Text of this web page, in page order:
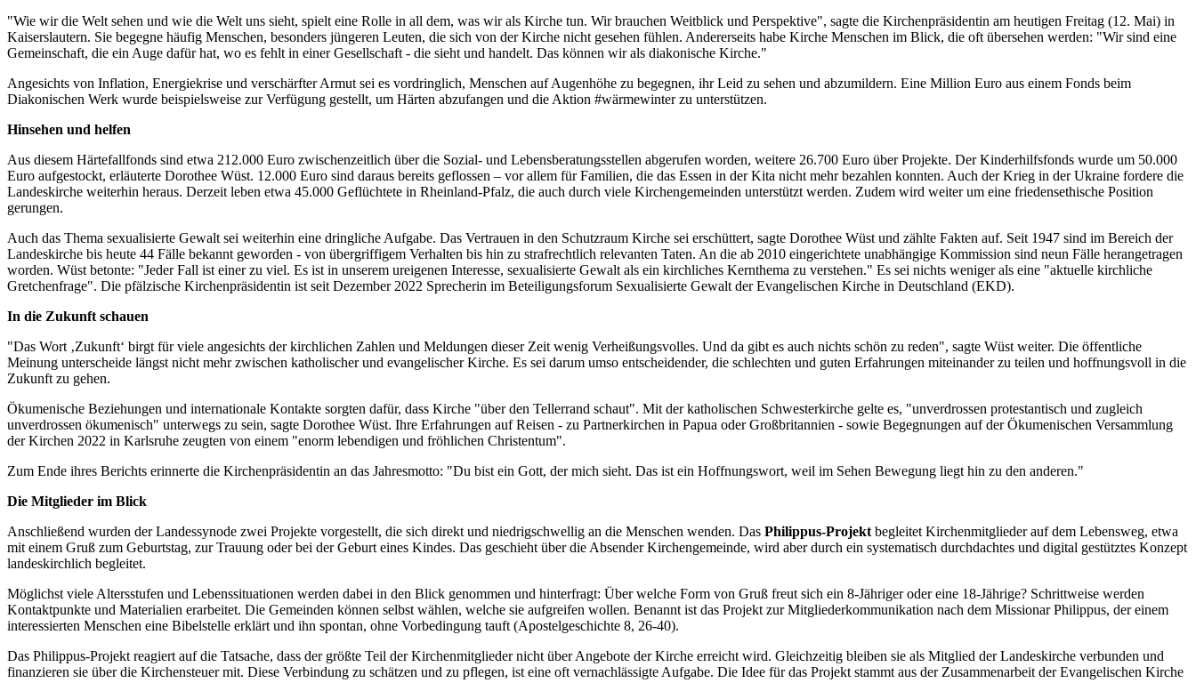
"Wie wir die Welt sehen und wie die Welt uns sieht, spielt eine Rolle in all dem, was wir als Kirche tun. Wir brauchen Weitblick und Perspektive", sagte die Kirchenpräsidentin am heutigen Freitag (12. Mai) in
Kaiserslautern. Sie begegne häufig Menschen, besonders jüngeren Leuten, die sich von der Kirche nicht gesehen fühlen. Andererseits habe Kirche Menschen im Blick, die oft übersehen werden: "Wir sind eine
Gemeinschaft, die ein Auge dafür hat, wo es fehlt in einer Gesellschaft - die sieht und handelt. Das können wir als diakonische Kirche."
Angesichts von Inflation, Energiekrise und verschärfter Armut sei es vordringlich, Menschen auf Augenhöhe zu begegnen, ihr Leid zu sehen und abzumildern. Eine Million Euro aus einem Fonds beim
Diakonischen Werk wurde beispielsweise zur Verfügung gestellt, um Härten abzufangen und die Aktion #wärmewinter zu unterstützen.
Hinsehen und helfen
Aus diesem Härtefallfonds sind etwa 212.000 Euro zwischenzeitlich über die Sozial- und Lebensberatungsstellen abgerufen worden, weitere 26.700 Euro über Projekte. Der Kinderhilfsfonds wurde um 50.000
Euro aufgestockt, erläuterte Dorothee Wüst. 12.000 Euro sind daraus bereits geflossen – vor allem für Familien, die das Essen in der Kita nicht mehr bezahlen konnten. Auch der Krieg in der Ukraine fordere die
Landeskirche weiterhin heraus. Derzeit leben etwa 45.000 Geflüchtete in Rheinland-Pfalz, die auch durch viele Kirchengemeinden unterstützt werden. Zudem wird weiter um eine friedensethische Position
gerungen.
Auch das Thema sexualisierte Gewalt sei weiterhin eine dringliche Aufgabe. Das Vertrauen in den Schutzraum Kirche sei erschüttert, sagte Dorothee Wüst und zählte Fakten auf. Seit 1947 sind im Bereich der
Landeskirche bis heute 44 Fälle bekannt geworden - von übergriffigem Verhalten bis hin zu strafrechtlich relevanten Taten. An die ab 2010 eingerichtete unabhängige Kommission sind neun Fälle herangetragen
worden. Wüst betonte: "Jeder Fall ist einer zu viel. Es ist in unserem ureigenen Interesse, sexualisierte Gewalt als ein kirchliches Kernthema zu verstehen." Es sei nichts weniger als eine "aktuelle kirchliche
Gretchenfrage". Die pfälzische Kirchenpräsidentin ist seit Dezember 2022 Sprecherin im Beteiligungsforum Sexualisierte Gewalt der Evangelischen Kirche in Deutschland (EKD).
In die Zukunft schauen
"Das Wort ‚Zukunft‘ birgt für viele angesichts der kirchlichen Zahlen und Meldungen dieser Zeit wenig Verheißungsvolles. Und da gibt es auch nichts schön zu reden", sagte Wüst weiter. Die öffentliche
Meinung unterscheide längst nicht mehr zwischen katholischer und evangelischer Kirche. Es sei darum umso entscheidender, die schlechten und guten Erfahrungen miteinander zu teilen und hoffnungsvoll in die
Zukunft zu gehen.
Ökumenische Beziehungen und internationale Kontakte sorgten dafür, dass Kirche "über den Tellerrand schaut". Mit der katholischen Schwesterkirche gelte es, "unverdrossen protestantisch und zugleich
unverdrossen ökumenisch" unterwegs zu sein, sagte Dorothee Wüst. Ihre Erfahrungen auf Reisen - zu Partnerkirchen in Papua oder Großbritannien - sowie Begegnungen auf der Ökumenischen Versammlung
der Kirchen 2022 in Karlsruhe zeugten von einem "enorm lebendigen und fröhlichen Christentum".
Zum Ende ihres Berichts erinnerte die Kirchenpräsidentin an das Jahresmotto: "Du bist ein Gott, der mich sieht. Das ist ein Hoffnungswort, weil im Sehen Bewegung liegt hin zu den anderen."
Die Mitglieder im Blick
Anschließend wurden der Landessynode zwei Projekte vorgestellt, die sich direkt und niedrigschwellig an die Menschen wenden. Das Philippus-Projekt begleitet Kirchenmitglieder auf dem Lebensweg, etwa
mit einem Gruß zum Geburtstag, zur Trauung oder bei der Geburt eines Kindes. Das geschieht über die Absender Kirchengemeinde, wird aber durch ein systematisch durchdachtes und digital gestütztes Konzept
landeskirchlich begleitet.
Möglichst viele Altersstufen und Lebenssituationen werden dabei in den Blick genommen und hinterfragt: Über welche Form von Gruß freut sich ein 8-Jähriger oder eine 18-Jährige? Schrittweise werden
Kontaktpunkte und Materialien erarbeitet. Die Gemeinden können selbst wählen, welche sie aufgreifen wollen. Benannt ist das Projekt zur Mitgliederkommunikation nach dem Missionar Philippus, der einem
interessierten Menschen eine Bibelstelle erklärt und ihn spontan, ohne Vorbedingung tauft (Apostelgeschichte 8, 26-40).
Das Philippus-Projekt reagiert auf die Tatsache, dass der größte Teil der Kirchenmitglieder nicht über Angebote der Kirche erreicht wird. Gleichzeitig bleiben sie als Mitglied der Landeskirche verbunden und
finanzieren sie über die Kirchensteuer mit. Diese Verbindung zu schätzen und zu pflegen, ist eine oft vernachlässigte Aufgabe. Die Idee für das Projekt stammt aus der Zusammenarbeit der Evangelischen Kirche